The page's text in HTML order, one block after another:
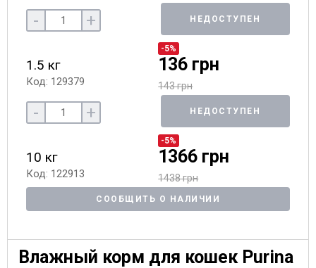
- + НЕДОСТУПЕН
1.5 кг
Код: 129379
-5%
136 грн
143 грн
- + НЕДОСТУПЕН
10 кг
Код: 122913
-5%
1366 грн
1438 грн
СООБЩИТЬ О НАЛИЧИИ
Влажный корм для кошек Purina